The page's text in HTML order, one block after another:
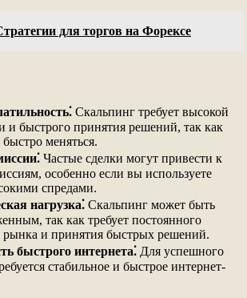
для торгов на Форексе
Скальпинг требует высокой
и быстрого принятия решений, так как
меняться.
Частые сделки могут привести к
особенно если вы используете
спредами.
нагрузка⁚ Скальпинг может быть
так как требует постоянного
рынка и принятия быстрых решений.
быстрого интернета⁚ Для успешного
стабильное и быстрое интернет-